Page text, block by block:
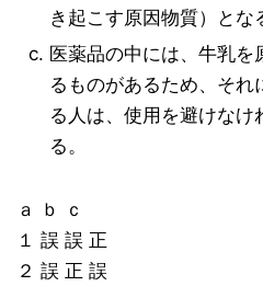
き起こす原因物質）とな
医薬品の中には、牛乳
るものがあるため、そ
る人は、使用を避けなけ
る。
ａ ｂ ｃ
１ 誤 誤 正
２ 誤 正 誤